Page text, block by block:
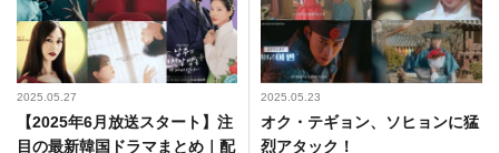
2025.05.27
【2025年6月放送スタート】注
目の最新韓国ドラマまとめ｜配
2025.05.23
オク・テギョン、ソヒョンに猛
烈アタック！